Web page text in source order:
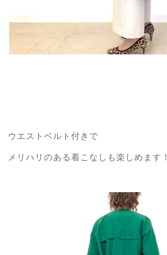
ウエストベルト付きで
メリハリのある着こなしも楽しめます！